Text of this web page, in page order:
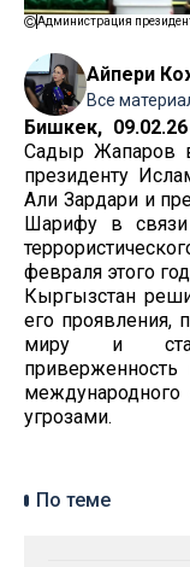
Администрация
Айпери
Все
Бишкек,
Садыр Жапаров
президенту
Али Зардари и
Шарифу в
февраля этого
Кыргызстан
его проявления,
миру и
угрозами.
По теме